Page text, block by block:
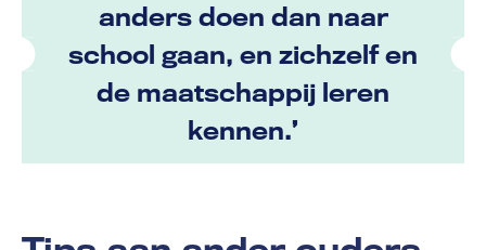
anders doen dan naar
school gaan, en zichzelf en
de maatschappij leren
kennen.’